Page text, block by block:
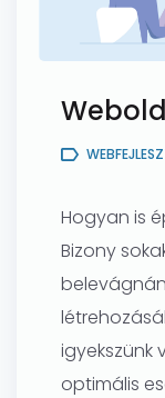
Hogyan is
Bizony
igyekszünk
optimális